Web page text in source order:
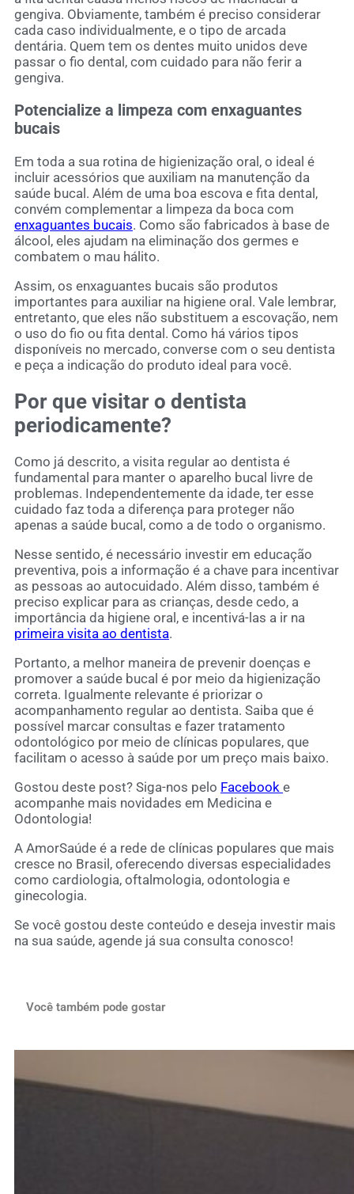
gengiva. Obviamente, também é preciso considerar
cada caso individualmente, e o tipo de arcada
dentária. Quem tem os dentes muito unidos deve
passar o fio dental, com cuidado para não ferir a
gengiva.
Potencialize a limpeza com enxaguantes
bucais
Em toda a sua rotina de higienização oral, o ideal é
incluir acessórios que auxiliam na manutenção da
saúde bucal. Além de uma boa escova e fita dental,
convém complementar a limpeza da boca com
enxaguantes bucais. Como são fabricados à base de
álcool, eles ajudam na eliminação dos germes e
combatem o mau hálito.
Assim, os enxaguantes bucais são produtos
importantes para auxiliar na higiene oral. Vale lembrar,
entretanto, que eles não substituem a escovação, nem
o uso do fio ou fita dental. Como há vários tipos
disponíveis no mercado, converse com o seu dentista
e peça a indicação do produto ideal para você.
Por que visitar o dentista
periodicamente?
Como já descrito, a visita regular ao dentista é
fundamental para manter o aparelho bucal livre de
problemas. Independentemente da idade, ter esse
cuidado faz toda a diferença para proteger não
apenas a saúde bucal, como a de todo o organismo.
Nesse sentido, é necessário investir em educação
preventiva, pois a informação é a chave para incentivar
as pessoas ao autocuidado. Além disso, também é
preciso explicar para as crianças, desde cedo, a
importância da higiene oral, e incentivá-las a ir na
primeira visita ao dentista.
Portanto, a melhor maneira de prevenir doenças e
promover a saúde bucal é por meio da higienização
correta. Igualmente relevante é priorizar o
acompanhamento regular ao dentista. Saiba que é
possível marcar consultas e fazer tratamento
odontológico por meio de clínicas populares, que
facilitam o acesso à saúde por um preço mais baixo.
Gostou deste post? Siga-nos pelo Facebook e
acompanhe mais novidades em Medicina e
Odontologia!
A AmorSaúde é a rede de clínicas populares que mais
cresce no Brasil, oferecendo diversas especialidades
como cardiologia, oftalmologia, odontologia e
ginecologia.
Se você gostou deste conteúdo e deseja investir mais
na sua saúde, agende já sua consulta conosco!
Você também pode gostar